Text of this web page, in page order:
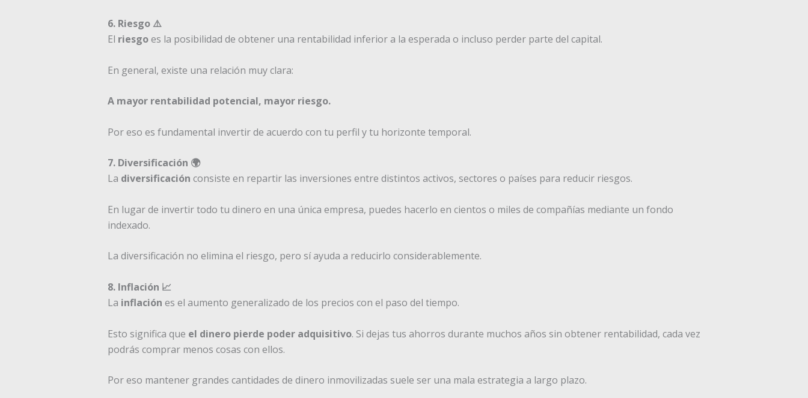
6. Riesgo ⚠️
El riesgoes la posibilidad de obtener una rentabilidad inferior a la esperada o incluso perder parte del capital.
En general, existe una relación muy clara:
A mayor rentabilidad potencial, mayor riesgo.
Por eso es fundamental invertir de acuerdo con tu perfil y tu horizonte temporal.
7. Diversificación 🌍
La diversificación consiste en repartir las inversiones entre distintos activos, sectores o países para reducir riesgos.
En lugar de invertir todo tu dinero en una única empresa, puedes hacerlo en cientos o miles de compañías mediante un fondo
indexado.
La diversificación no elimina el riesgo, pero sí ayuda a reducirlo considerablemente.
8. Inflación 📈
La inflación es el aumento generalizado de los precios con el paso del tiempo.
Esto significa que el dinero pierde poder adquisitivo. Si dejas tus ahorros durante muchos años sin obtener rentabilidad, cada vez
podrás comprar menos cosas con ellos.
Por eso mantener grandes cantidades de dinero inmovilizadas suele ser una mala estrategia a largo plazo.